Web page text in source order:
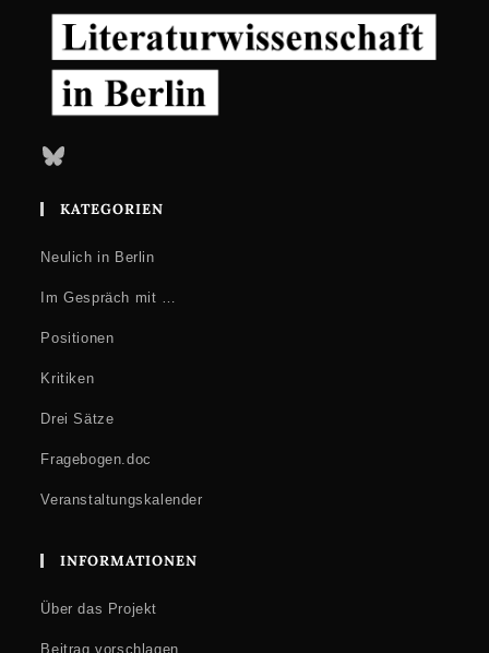
Bluesky
KATEGORIEN
Neulich in Berlin
Im Gespräch mit …
Positionen
Kritiken
Drei Sätze
Fragebogen.doc
Veranstaltungskalender
INFORMATIONEN
Über das Projekt
Beitrag vorschlagen